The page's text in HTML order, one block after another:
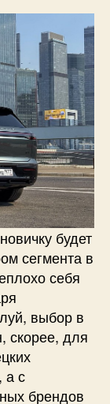
будет
сегмента в
себя
выбор в
скорее, для
а с
брендов